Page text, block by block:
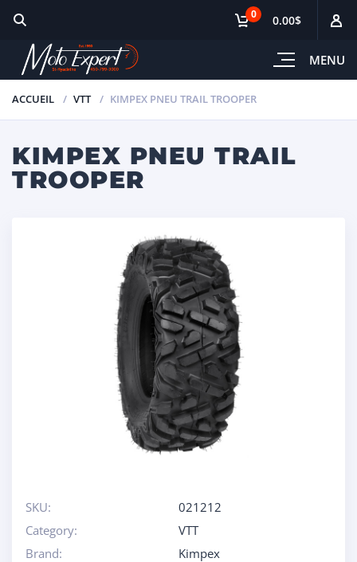
MENU
0 0.00$
ACCUEIL VTT KIMPEX PNEU TRAIL TROOPER
KIMPEX PNEU TRAIL
TROOPER
SKU:
021212
Category:
VTT
Brand:
Kimpex